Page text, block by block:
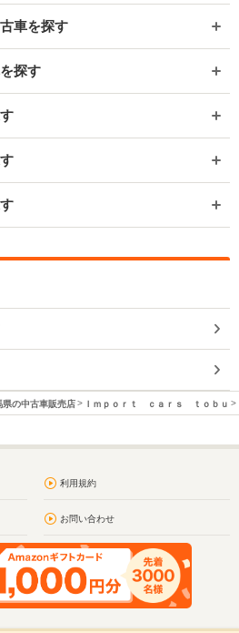
車を探す
探す
県の中古車販売店 Ｉｍｐｏｒｔ ｃａｒｓ ｔｏｂｕ
利用規約
お問い合わせ